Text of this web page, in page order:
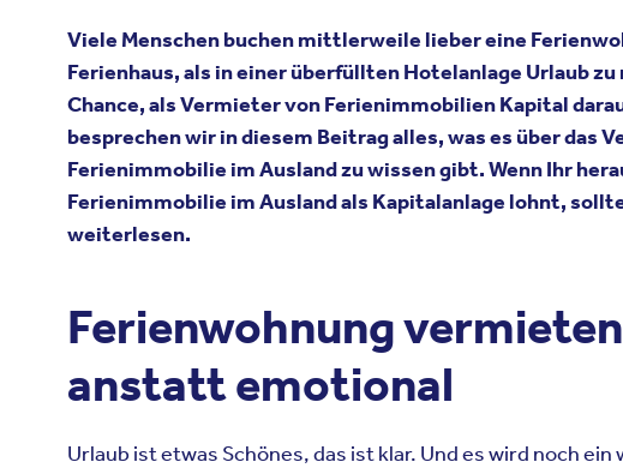
Viele Menschen buchen mittlerweile lieber eine
Ferienhaus, als in einer überfüllten Hotelanlage Urlaub
Chance, als Vermieter von Ferienimmobilien Kapital
besprechen wir in diesem Beitrag alles, was es über das
Ferienimmobilie im Ausland zu wissen gibt. Wenn Ihr
Ferienimmobilie im Ausland als Kapitalanlage lohnt,
weiterlesen.
Ferienwohnung
anstatt emotional
Urlaub ist etwas Schönes, das ist klar. Und es wird noch ein